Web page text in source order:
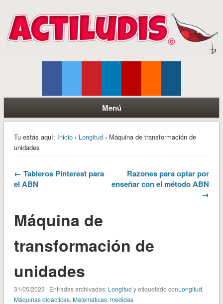
Menú
Tu estás aquí: Inicio› Longitud› Máquina de transformación de
unidades
← Tableros Pinterest para
el ABN
Razones para optar por
enseñar con el método ABN
→
Máquina de
transformación de
unidades
31/05/2023 | Entradas archivadas: Longitud y etiquetado conLongitud,
Máquinas didácticas, Matemáticas, medidas